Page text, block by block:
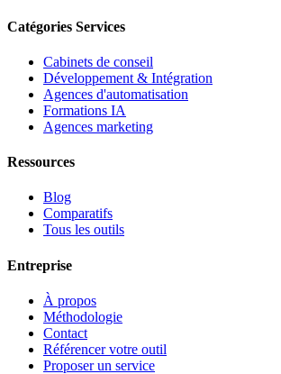
Catégories Services
Cabinets de conseil
Développement & Intégration
Agences d'automatisation
Formations IA
Agences marketing
Ressources
Blog
Comparatifs
Tous les outils
Entreprise
À propos
Méthodologie
Contact
Référencer votre outil
Proposer un service